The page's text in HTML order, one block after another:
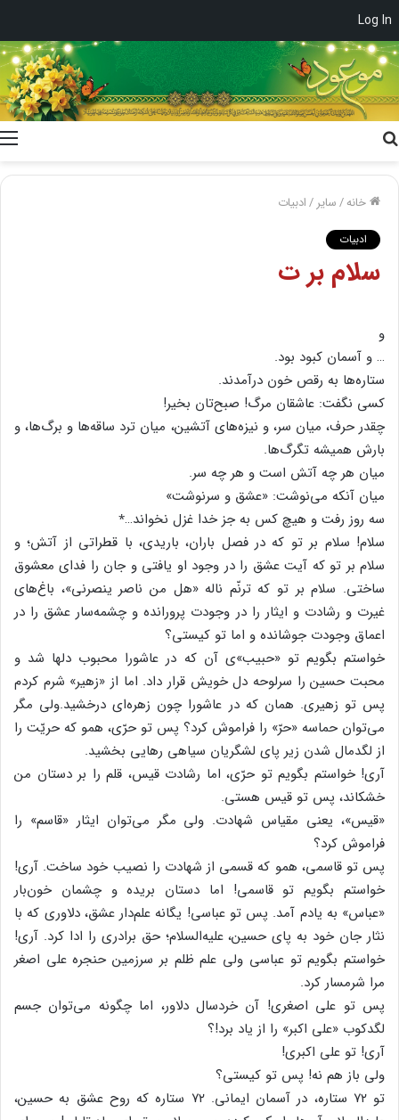
Log In
خانه/سایر /ادبیات
ادبیات
سلام بر ت
و
… و آسمان کبود بود.
ستاره‌ها به رقص خون درآمدند.
کسی نگفت: عاشقان مرگ! صبح‌تان بخیر!
چقدر حرف، میان سر، و نیزه‌های آتشین، میان ترد ساقه‌ها و برگ‌ها، و
بارش همیشه تگرگ‌ها.
میان هر چه آتش است و هر چه سر.
میان آنکه می‌نوشت: «عشق و سرنوشت»
سه روز رفت و هیچ کس به جز خدا غزل نخواند…٭
سلام! سلام بر تو که در فصل باران، باریدی، با قطراتی از آتش؛ و
سلام بر تو که آیت عشق را در وجود او یافتی و جان را فدای معشوق
ساختی. سلام بر تو که ترنّم ناله «هل من ناصر ینصرنی»، باغ‌های
غیرت و رشادت و ایثار را در وجودت پرورانده و چشمه‌سار عشق را در
اعماق وجودت جوشانده و اما تو کیستی؟
خواستم بگویم تو «حبیب»ی آن که در عاشورا محبوب دلها شد و
محبت حسین را سرلوحه دل خویش قرار داد. اما از «زهیر» شرم کردم
پس تو زهیری. همان که در عاشورا چون زهره‌ای درخشید.ولی مگر
می‌توان حماسه «حرّ» را فراموش کرد؟ پس تو حرّی، همو که حریّت را
از لگدمال شدن زیر پای لشگریان سیاهی رهایی بخشید.
آری! خواستم بگویم تو حرّی، اما رشادت قیس، قلم را بر دستان من
خشکاند، پس تو قیس هستی.
«قیس»، یعنی مقیاس شهادت. ولی مگر می‌توان ایثار «قاسم» را
فراموش کرد؟
پس تو قاسمی، همو که قسمی از شهادت را نصیب خود ساخت. آری!
خواستم بگویم تو قاسمی! اما دستان بریده و چشمان خون‌بار
«عباس» به یادم آمد. پس تو عباسی! یگانه علم‌دار عشق، دلاوری که با
نثار جان خود به پای حسین، علیه‌السلام؛ حق برادری را ادا کرد. آری!
خواستم بگویم تو عباسی ولی علم ظلم بر سرزمین حنجره علی اصغر
مرا شرمسار کرد.
پس تو علی اصغری! آن خردسال دلاور، اما چگونه می‌توان جسم
لگدکوب «علی اکبر» را از یاد برد!؟
آری! تو علی اکبری!
ولی باز هم نه! پس تو کیستی؟
تو ۷۲ ستاره، در آسمان ایمانی. ۷۲ ستاره که روح عشق به حسین،